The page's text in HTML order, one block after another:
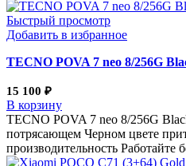
Быстрый просмотр
Добавить в избранное
TECNO POVA 7 neo 8/256G
15 100 ₽
В корзину
TECNO POVA 7 neo 8/256G
потрясающем Черном цвете
производительность Работайте